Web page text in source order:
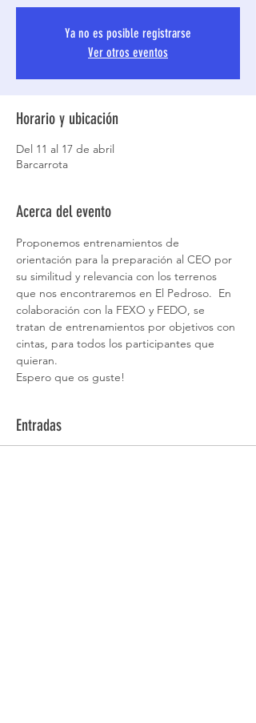
Ya no es posible registrarse
Ver otros eventos
Horario y ubicación
Del 11 al 17 de abril
Barcarrota
Acerca del evento
Proponemos entrenamientos de
orientación para la preparación al CEO por
su similitud y relevancia con los terrenos
que nos encontraremos en El Pedroso.  En
colaboración con la FEXO y FEDO, se
tratan de entrenamientos por objetivos con
cintas, para todos los participantes que
quieran.
Espero que os guste!
Entradas